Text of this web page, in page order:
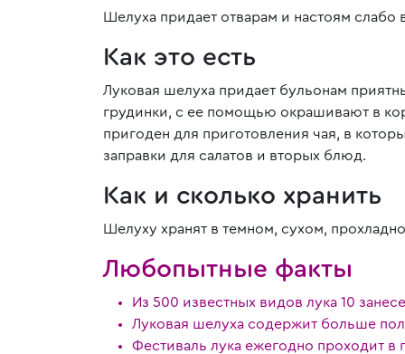
Шелуха придает отварам и настоям слабо
Как это есть
Луковая шелуха придает бульонам
грудинки, с ее помощью окрашивают в
пригоден для приготовления чая, в
заправки для салатов и вторых блюд.
Как и сколько хранить
Шелуху хранят в темном, сухом,
Любопытные факты
Из 500 известных видов лука 10
Луковая шелуха содержит больше
Фестиваль лука ежегодно проходит в